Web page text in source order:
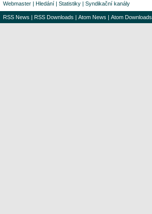
Webmaster | Hledání | Statistiky | Syndikační kanály
RSS News | RSS Downloads | Atom News | Atom Downloads